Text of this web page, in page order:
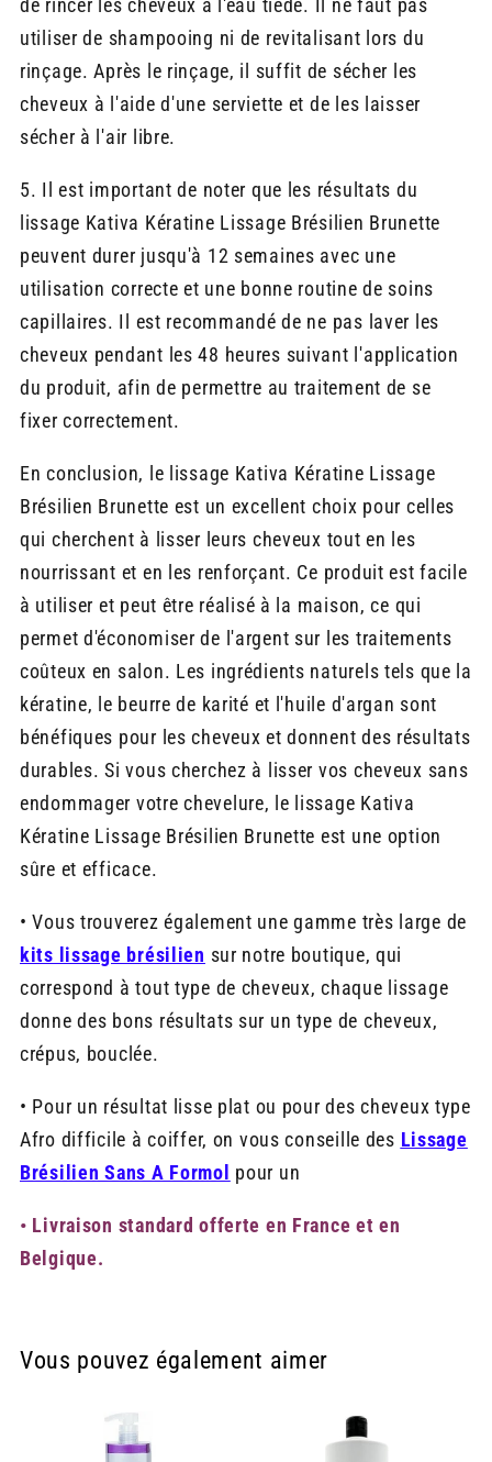
de rincer les cheveux à l'eau tiède. Il ne faut pas
utiliser de shampooing ni de revitalisant lors du
rinçage. Après le rinçage, il suffit de sécher les
cheveux à l'aide d'une serviette et de les laisser
sécher à l'air libre.
5. Il est important de noter que les résultats du
lissage Kativa Kératine Lissage Brésilien Brunette
peuvent durer jusqu'à 12 semaines avec une
utilisation correcte et une bonne routine de soins
capillaires. Il est recommandé de ne pas laver les
cheveux pendant les 48 heures suivant l'application
du produit, afin de permettre au traitement de se
fixer correctement.
En conclusion, le lissage Kativa Kératine Lissage
Brésilien Brunette est un excellent choix pour celles
qui cherchent à lisser leurs cheveux tout en les
nourrissant et en les renforçant. Ce produit est facile
à utiliser et peut être réalisé à la maison, ce qui
permet d'économiser de l'argent sur les traitements
coûteux en salon. Les ingrédients naturels tels que la
kératine, le beurre de karité et l'huile d'argan sont
bénéfiques pour les cheveux et donnent des résultats
durables. Si vous cherchez à lisser vos cheveux sans
endommager votre chevelure, le lissage Kativa
Kératine Lissage Brésilien Brunette est une option
sûre et efficace.
• Vous trouverez également une gamme très large de
kits lissage brésilien sur notre boutique, qui
correspond à tout type de cheveux, chaque lissage
donne des bons résultats sur un type de cheveux,
crépus, bouclée.
• Pour un résultat lisse plat ou pour des cheveux type
Afro difficile à coiffer, on vous conseille des Lissage
Brésilien Sans A Formol pour un
• Livraison standard offerte en France et en
Belgique.
Vous pouvez également aimer